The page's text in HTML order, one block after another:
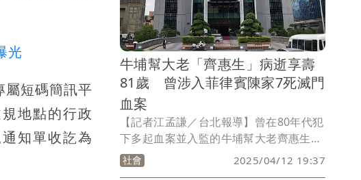
光
屬短碼簡訊平
地點的行政
知單收訖為
牛埔幫大老「齊惠生」病逝享壽
81歲 曾涉入菲律賓陳家7死滅門
血案
【記者江孟謙／台北報導】曾在80年代犯
下多起血案並入監的牛埔幫大老齊惠生，
今天（12日）傳出因多重器官衰竭病逝，
享壽81歲，現由家屬處理後事中，警方也
社會 2025/04/12 19:37